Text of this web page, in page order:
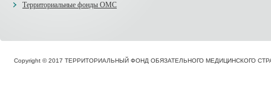
Территориальные фонды ОМС
Copyright © 2017 ТЕРРИТОРИАЛЬНЫЙ ФОНД ОБЯЗАТЕЛЬНОГО МЕДИЦИНСКОГО